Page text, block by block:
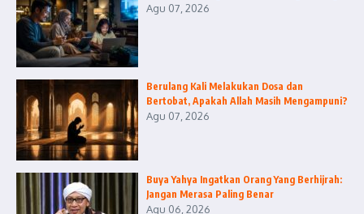
Agu 07, 2026
Berulang Kali Melakukan Dosa dan
Bertobat, Apakah Allah Masih Mengampuni?
Agu 07, 2026
Buya Yahya Ingatkan Orang Yang Berhijrah:
Jangan Merasa Paling Benar
Agu 06, 2026